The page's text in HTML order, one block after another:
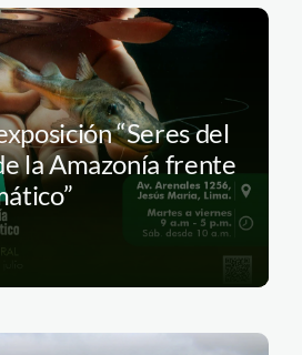
“Seres del
la Amazonía frente